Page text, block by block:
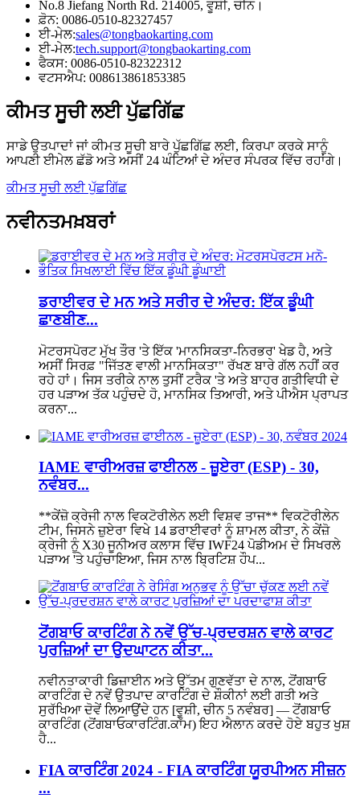
No.8 Jiefang North Rd. 214005, ਵੂਸ਼ੀ, ਚੀਨ।
ਫ਼ੋਨ: 0086-0510-82327457
ਈ-ਮੇਲ:sales@tongbaokarting.com
ਈ-ਮੇਲ:tech.support@tongbaokarting.com
ਫੈਕਸ: 0086-0510-82322312
ਵਟਸਐਪ: 008613861853385
ਕੀਮਤ ਸੂਚੀ ਲਈ ਪੁੱਛਗਿੱਛ
ਸਾਡੇ ਉਤਪਾਦਾਂ ਜਾਂ ਕੀਮਤ ਸੂਚੀ ਬਾਰੇ ਪੁੱਛਗਿੱਛ ਲਈ, ਕਿਰਪਾ ਕਰਕੇ ਸਾਨੂੰ
ਆਪਣੀ ਈਮੇਲ ਛੱਡੋ ਅਤੇ ਅਸੀਂ 24 ਘੰਟਿਆਂ ਦੇ ਅੰਦਰ ਸੰਪਰਕ ਵਿੱਚ ਰਹਾਂਗੇ।
ਕੀਮਤ ਸੂਚੀ ਲਈ ਪੁੱਛਗਿੱਛ
ਨਵੀਨਤਮਖ਼ਬਰਾਂ
ਡਰਾਈਵਰ ਦੇ ਮਨ ਅਤੇ ਸਰੀਰ ਦੇ ਅੰਦਰ: ਇੱਕ ਡੂੰਘੀ
ਛਾਣਬੀਣ...
ਮੋਟਰਸਪੋਰਟ ਮੁੱਖ ਤੌਰ 'ਤੇ ਇੱਕ 'ਮਾਨਸਿਕਤਾ-ਨਿਰਭਰ' ਖੇਡ ਹੈ, ਅਤੇ
ਅਸੀਂ ਸਿਰਫ਼ "ਜਿੱਤਣ ਵਾਲੀ ਮਾਨਸਿਕਤਾ" ਰੱਖਣ ਬਾਰੇ ਗੱਲ ਨਹੀਂ ਕਰ
ਰਹੇ ਹਾਂ। ਜਿਸ ਤਰੀਕੇ ਨਾਲ ਤੁਸੀਂ ਟਰੈਕ 'ਤੇ ਅਤੇ ਬਾਹਰ ਗਤੀਵਿਧੀ ਦੇ
ਹਰ ਪੜਾਅ ਤੱਕ ਪਹੁੰਚਦੇ ਹੋ, ਮਾਨਸਿਕ ਤਿਆਰੀ, ਅਤੇ ਪੀਐਸ ਪ੍ਰਾਪਤ
ਕਰਨਾ...
IAME ਵਾਰੀਅਰਜ਼ ਫਾਈਨਲ - ਜ਼ੂਏਰਾ (ESP) - 30,
ਨਵੰਬਰ...
**ਕੇਂਜ਼ੋ ਕ੍ਰੇਜੀ ਨਾਲ ਵਿਕਟੋਰੀਲੇਨ ਲਈ ਵਿਸ਼ਵ ਤਾਜ** ਵਿਕਟੋਰੀਲੇਨ
ਟੀਮ, ਜਿਸਨੇ ਜ਼ੁਏਰਾ ਵਿਖੇ 14 ਡਰਾਈਵਰਾਂ ਨੂੰ ਸ਼ਾਮਲ ਕੀਤਾ, ਨੇ ਕੇਂਜ਼ੋ
ਕ੍ਰੇਜੀ ਨੂੰ X30 ਜੂਨੀਅਰ ਕਲਾਸ ਵਿੱਚ IWF24 ਪੋਡੀਅਮ ਦੇ ਸਿਖਰਲੇ
ਪੜਾਅ 'ਤੇ ਪਹੁੰਚਾਇਆ, ਜਿਸ ਨਾਲ ਬ੍ਰਿਟਿਸ਼ ਹੌਪ...
ਟੋਂਗਬਾਓ ਕਾਰਟਿੰਗ ਨੇ ਨਵੇਂ ਉੱਚ-ਪ੍ਰਦਰਸ਼ਨ ਵਾਲੇ ਕਾਰਟ
ਪੁਰਜ਼ਿਆਂ ਦਾ ਉਦਘਾਟਨ ਕੀਤਾ...
ਨਵੀਨਤਾਕਾਰੀ ਡਿਜ਼ਾਈਨ ਅਤੇ ਉੱਤਮ ਗੁਣਵੱਤਾ ਦੇ ਨਾਲ, ਟੋਂਗਬਾਓ
ਕਾਰਟਿੰਗ ਦੇ ਨਵੇਂ ਉਤਪਾਦ ਕਾਰਟਿੰਗ ਦੇ ਸ਼ੌਕੀਨਾਂ ਲਈ ਗਤੀ ਅਤੇ
ਸੁਰੱਖਿਆ ਦੋਵੇਂ ਲਿਆਉਂਦੇ ਹਨ [ਵੂਸ਼ੀ, ਚੀਨ 5 ਨਵੰਬਰ] — ਟੋਂਗਬਾਓ
ਕਾਰਟਿੰਗ (ਟੋਂਗਬਾਓਕਾਰਟਿੰਗ.ਕਾੱਮ) ਇਹ ਐਲਾਨ ਕਰਦੇ ਹੋਏ ਬਹੁਤ ਖੁਸ਼
ਹੈ...
FIA ਕਾਰਟਿੰਗ 2024 - FIA ਕਾਰਟਿੰਗ ਯੂਰਪੀਅਨ ਸੀਜ਼ਨ
...